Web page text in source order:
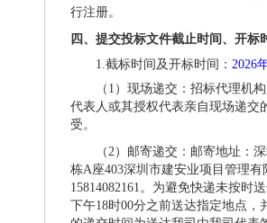
行注册。
四、提交投标文件截止时间、开标
1.截标时间及开标时间： 2026
（ 1）现场递交：招标代理机
代表人或其授权代表亲自现场递交
受。
（2）邮寄递交：邮寄地址：
栋A座403深圳市建安业项目管理
15814082161。为避免快递未按时
下午18时00分之前送达指定地点